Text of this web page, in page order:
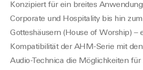
Konzipiert für ein breites
Corporate und Hospitality bis hin
Gotteshäusern (House of Worship) –
Kompatibilität der AHM-Serie mit
Audio-Technica die Möglichkeiten für